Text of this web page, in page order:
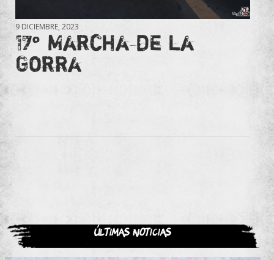
9 DICIEMBRE, 2023
17° Marcha de la
Gorra
Últimas noticias